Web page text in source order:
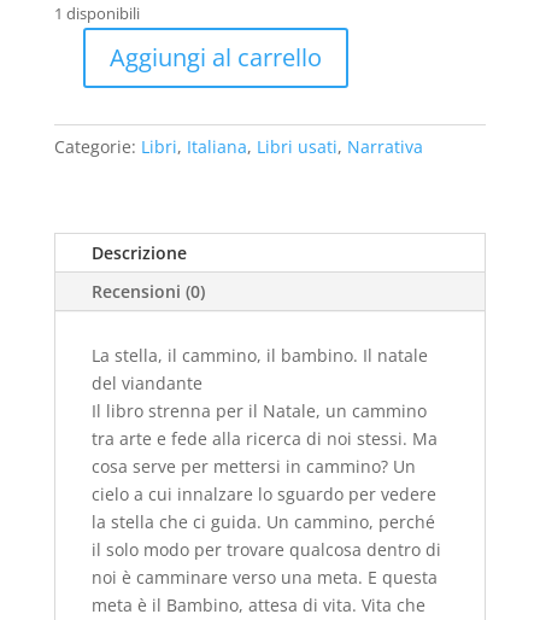
era:
€24,00.
è:
€10,00.
1 disponibili
il
cammino,
Il
natale
rigida
(2016)
usato
quantità
Aggiungi al carrello
Categorie: Libri, Italiana, Libri usati, Narrativa
Descrizione
Recensioni (0)
La stella, il cammino, il bambino. Il natale
del viandante
Il libro strenna per il Natale, un cammino
tra arte e fede alla ricerca di noi stessi. Ma
cosa serve per mettersi in cammino? Un
cielo a cui innalzare lo sguardo per vedere
la stella che ci guida. Un cammino, perché
il solo modo per trovare qualcosa dentro di
noi è camminare verso una meta. E questa
meta è il Bambino, attesa di vita. Vita che